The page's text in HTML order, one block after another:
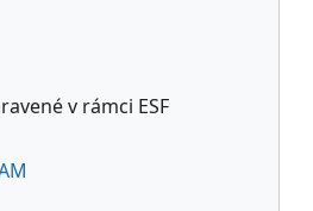
v rámci ESF